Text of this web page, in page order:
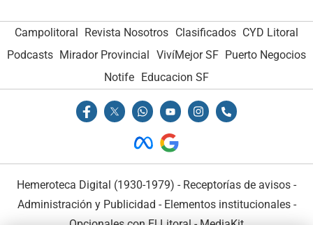
Campolitoral Revista Nosotros Clasificados CYD Litoral
Podcasts Mirador Provincial VivíMejor SF Puerto Negocios
Notife
Educacion SF
Hemeroteca Digital (1930-1979) - Receptorías de avisos -
Administración y Publicidad - Elementos institucionales-